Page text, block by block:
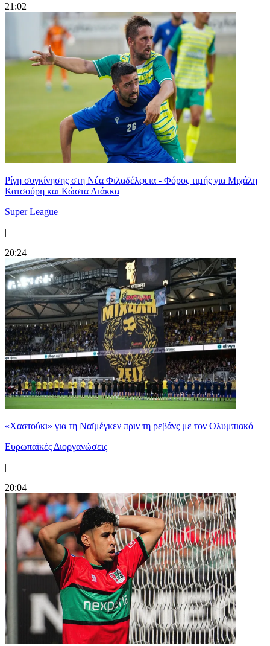
21:02
Ρίγη συγκίνησης στη Νέα Φιλαδέλφεια - Φόρος τιμής για Μιχάλη
Κατσούρη και Κώστα Λιάκκα
Super League
|
20:24
«Χαστούκι» για τη Ναϊμέγκεν πριν τη ρεβάνς με τον Ολυμπιακό
Ευρωπαϊκές Διοργανώσεις
|
20:04